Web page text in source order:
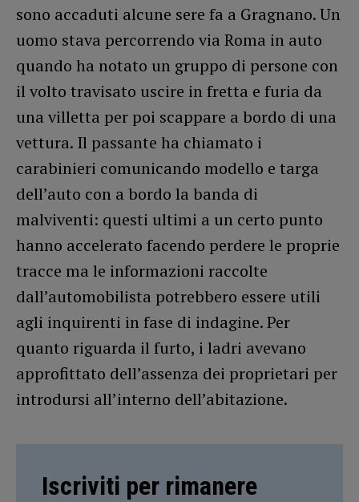
sono accaduti alcune sere fa a Gragnano. Un
uomo stava percorrendo via Roma in auto
quando ha notato un gruppo di persone con
il volto travisato uscire in fretta e furia da
una villetta per poi scappare a bordo di una
vettura. Il passante ha chiamato i
carabinieri comunicando modello e targa
dell’auto con a bordo la banda di
malviventi: questi ultimi a un certo punto
hanno accelerato facendo perdere le proprie
tracce ma le informazioni raccolte
dall’automobilista potrebbero essere utili
agli inquirenti in fase di indagine. Per
quanto riguarda il furto, i ladri avevano
approfittato dell’assenza dei proprietari per
introdursi all’interno dell’abitazione.
Iscriviti per rimanere